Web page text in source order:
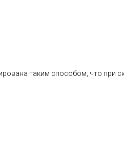
таким способом, что при